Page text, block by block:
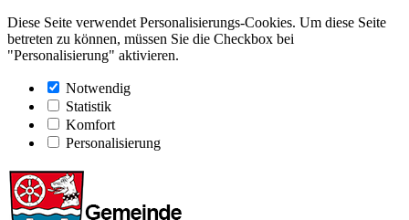
Diese Seite verwendet Personalisierungs-Cookies. Um diese Seite
betreten zu können, müssen Sie die Checkbox bei
"Personalisierung" aktivieren.
Notwendig
Statistik
Komfort
Personalisierung